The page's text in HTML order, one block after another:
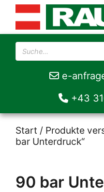
e-
+43
Start / Produkte
bar Unterdruck“
90 bar